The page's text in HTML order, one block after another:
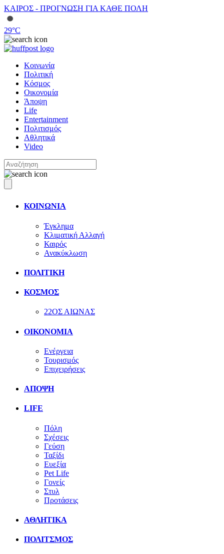
ΚΑΙΡΟΣ - ΠΡΟΓΝΩΣΗ ΓΙΑ ΚΑΘΕ ΠΟΛΗ
29°C
Κοινωνία
Πολιτική
Κόσμος
Οικονομία
Άποψη
Life
Entertainment
Πολιτισμός
Αθλητικά
Video
ΚΟΙΝΩΝΙΑ
Έγκλημα
Κλιματική Αλλαγή
Καιρός
Ανακύκλωση
ΠΟΛΙΤΙΚΗ
ΚΟΣΜΟΣ
22ΟΣ ΑΙΩΝΑΣ
ΟΙΚΟΝΟΜΙΑ
Ενέργεια
Τουρισμός
Επιχειρήσεις
ΑΠΟΨΗ
LIFE
Πόλη
Σχέσεις
Γεύση
Ταξίδι
Ευεξία
Pet Life
Γονείς
Στυλ
Προτάσεις
ΑΘΛΗΤΙΚΑ
ΠΟΛΙΤΣΜΟΣ